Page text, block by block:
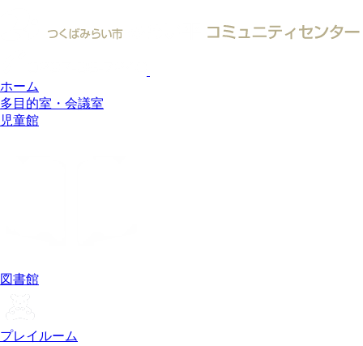
ホーム
多目的室・会議室
児童館
図書館
プレイルーム